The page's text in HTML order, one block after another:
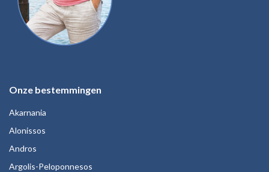
Onze bestemmingen
Akarnania
Alonissos
Andros
Argolis-Peloponnesos